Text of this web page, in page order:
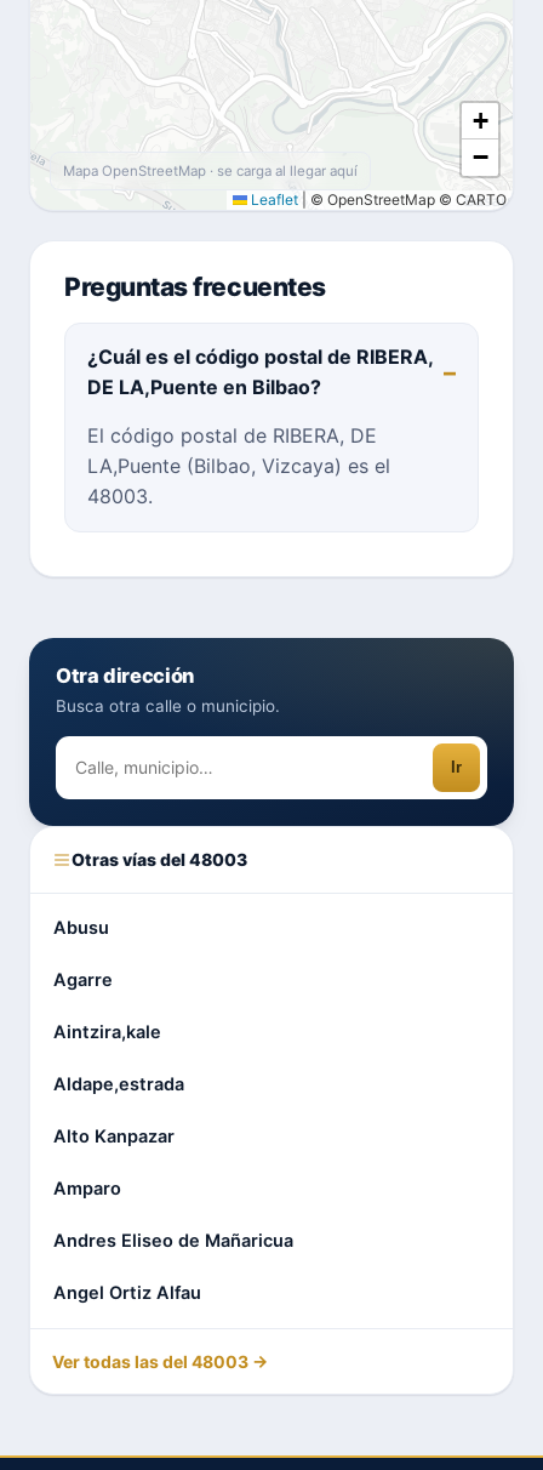
+
−
Leaflet © OpenStreetMap © CARTO
Mapa OpenStreetMap · se carga al llegar aquí
Preguntas frecuentes
¿Cuál es el código postal de RIBERA,
DE LA,Puente en Bilbao?
El código postal de RIBERA, DE
LA,Puente (Bilbao, Vizcaya) es el
48003.
Otra dirección
Busca otra calle o municipio.
Ir
Otras vías del 48003
Abusu
Agarre
Aintzira,kale
Aldape,estrada
Alto Kanpazar
Amparo
Andres Eliseo de Mañaricua
Angel Ortiz Alfau
Ver todas las del 48003 →